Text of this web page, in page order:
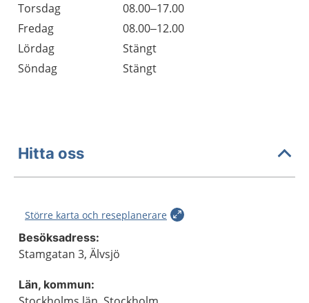
Torsdag
08.00–17.00
Fredag
08.00–12.00
Lördag
Stängt
Söndag
Stängt
Hitta oss
Större karta och reseplanerare
Besöksadress:
Stamgatan 3, Älvsjö
Län, kommun: